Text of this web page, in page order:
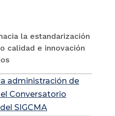
la estandarización
calidad e innovación
administración de
Conversatorio
SIGCMA